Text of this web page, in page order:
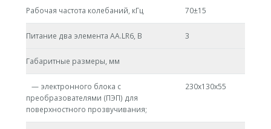
Рабочая частота колебаний, кГц 70±15
Питание два элемента АА.LR6, В 3
Габаритные размеры, мм
— электронного блока с
преобразователями (ПЭП) для
поверхностного прозвучивания;
230х130х55